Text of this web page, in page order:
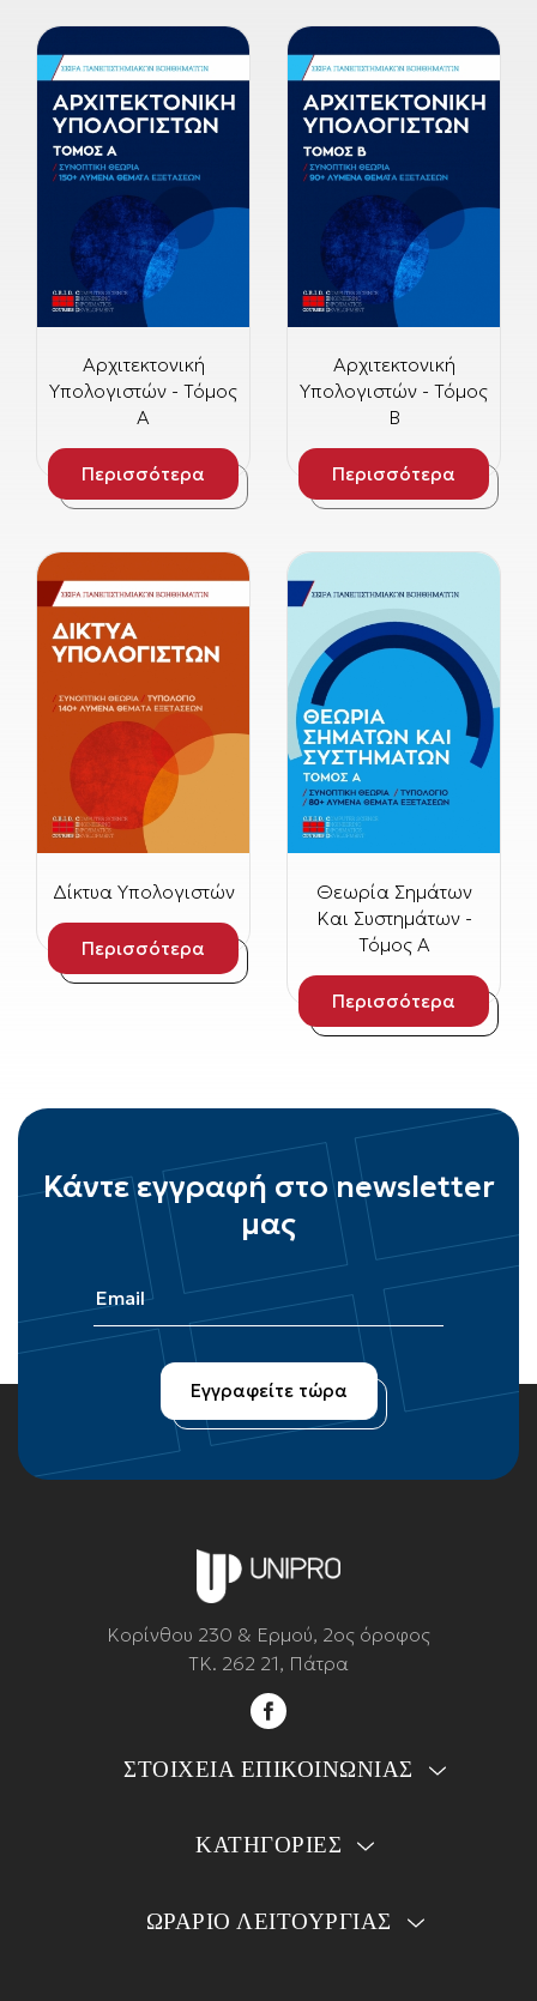
Αρχιτεκτονική
Υπολογιστών - Τόμος
Α
Περισσότερα
Αρχιτεκτονική
Υπολογιστών - Τόμος
Β
Περισσότερα
Δίκτυα Υπολογιστών
Περισσότερα
Θεωρία Σημάτων
Και Συστημάτων -
Τόμος Α
Περισσότερα
Κάντε εγγραφή στο newsletter
μας
Κορίνθου 230 & Ερμού, 2ος όροφος
ΤΚ. 262 21, Πάτρα
ΣΤΟΙΧΕΙΑ ΕΠΙΚΟΙΝΩΝΙΑΣ
ΚΑΤΗΓΟΡΙΕΣ
ΩΡΑΡΙΟ ΛΕΙΤΟΥΡΓΙΑΣ